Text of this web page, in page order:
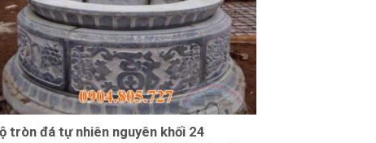
tròn đá tự nhiên nguyên khối 24